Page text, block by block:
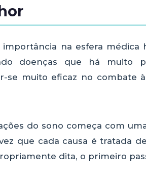
na esfera médica
doenças que há muito
se muito eficaz no combate
do sono começa com
que cada causa é tratada
dita, o primeiro